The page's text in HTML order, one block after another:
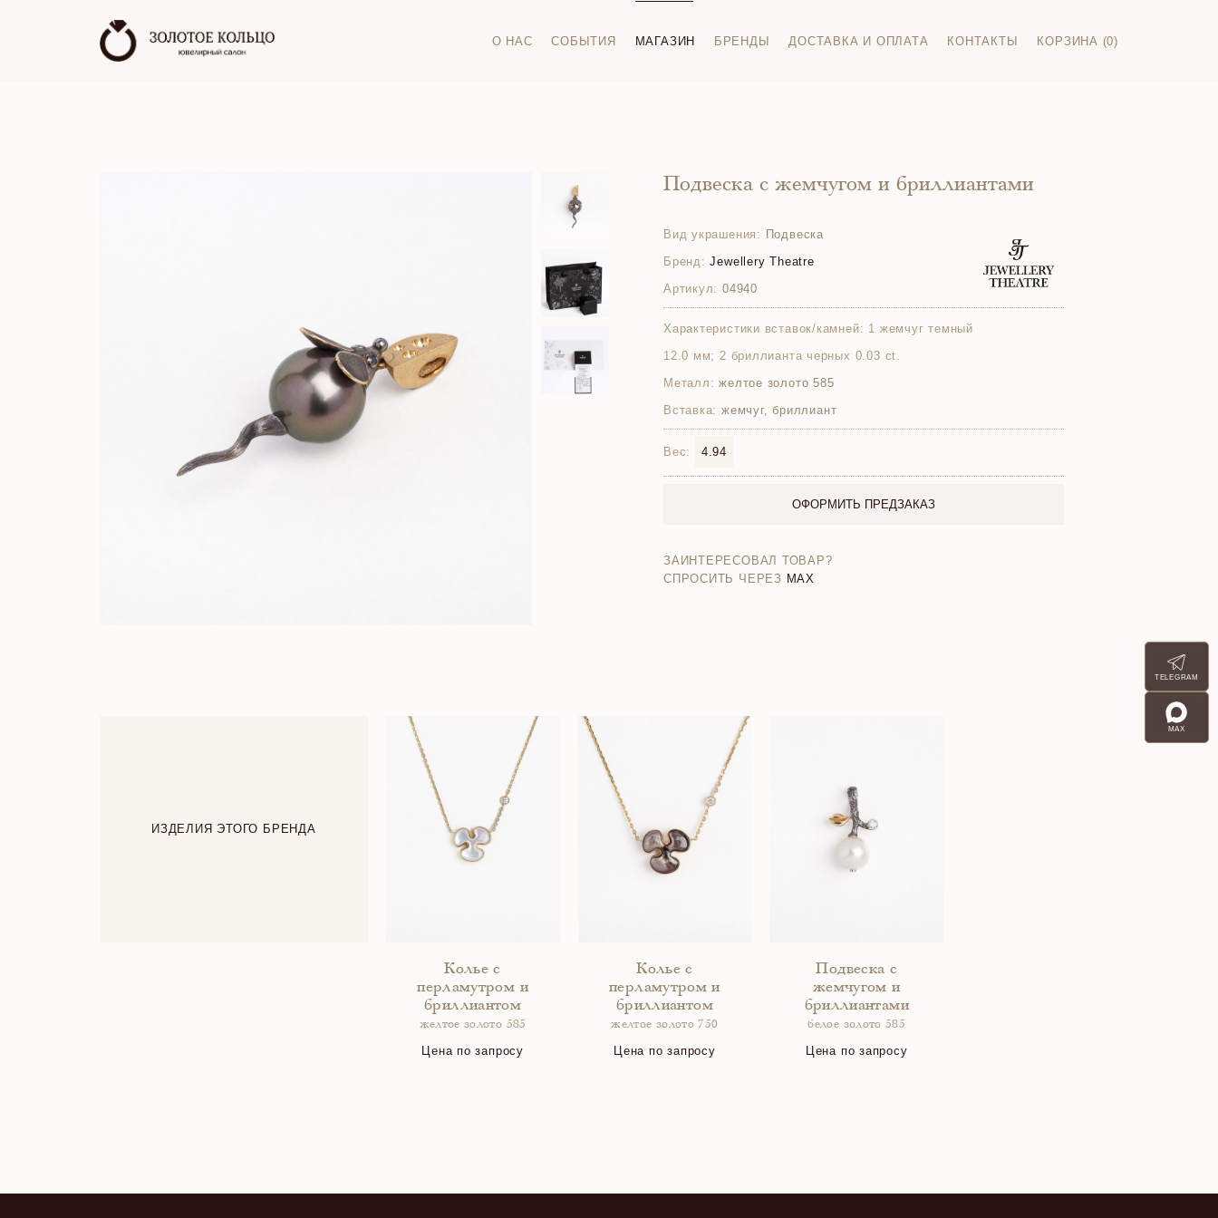
О НАС СОБЫТИЯ МАГАЗИН БРЕНДЫ ДОСТАВКА И ОПЛАТА КОНТАКТЫ КОРЗИНА (0)
Подвеска с жемчугом и бриллиантами
Вид украшения: Подвеска
Бренд: Jewellery Theatre
Артикул: 04940
Характеристики вставок/камней: 1 жемчуг темный
12.0 мм; 2 бриллианта черных 0.03 ct.
Металл: желтое золото 585
Вставка: жемчуг, бриллиант
Вес: 4.94
ОФОРМИТЬ ПРЕДЗАКАЗ
ЗАИНТЕРЕСОВАЛ ТОВАР?
СПРОСИТЬ ЧЕРЕЗ MAX
ИЗДЕЛИЯ ЭТОГО БРЕНДА
Колье с
перламутром и
бриллиантом
желтое золото 585
Цена по запросу
Колье с
перламутром и
бриллиантом
желтое золото 750
Цена по запросу
Подвеска с
жемчугом и
бриллиантами
белое золото 585
Цена по запросу
TELEGRAM
MAX